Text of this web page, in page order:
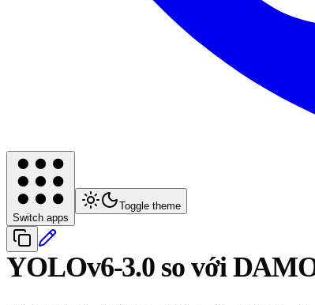
Switch apps
Toggle theme
YOLOv6-3.0 so với